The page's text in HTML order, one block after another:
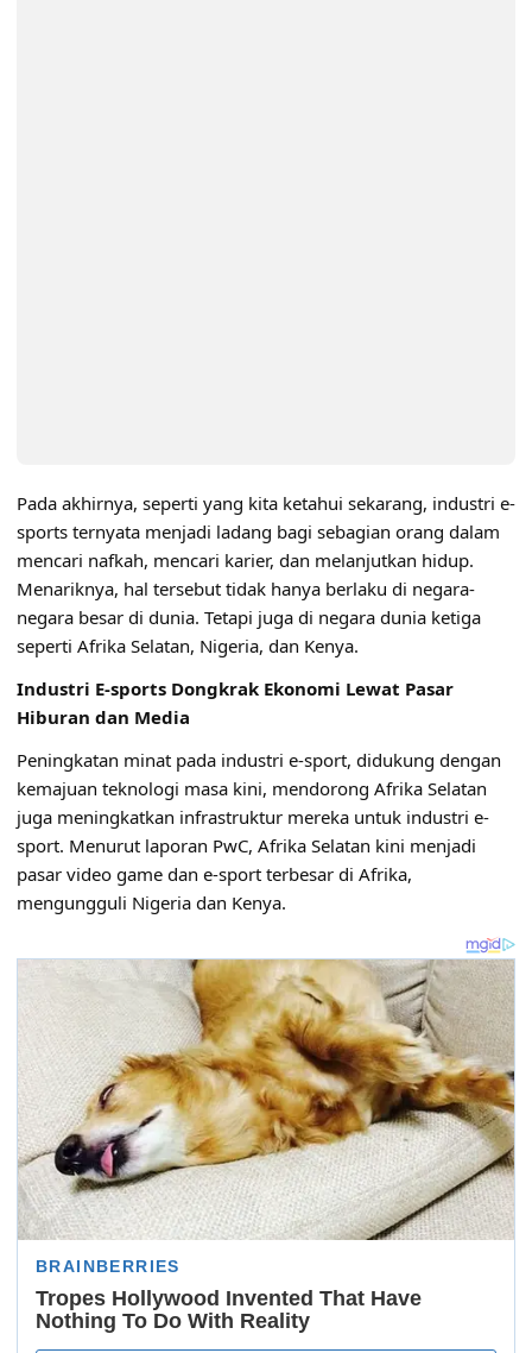
Pada akhirnya, seperti yang kita ketahui sekarang, industri e-
sports ternyata menjadi ladang bagi sebagian orang dalam
mencari nafkah, mencari karier, dan melanjutkan hidup.
Menariknya, hal tersebut tidak hanya berlaku di negara-
negara besar di dunia. Tetapi juga di negara dunia ketiga
seperti Afrika Selatan, Nigeria, dan Kenya.
Industri E-sports Dongkrak Ekonomi Lewat Pasar
Hiburan dan Media
Peningkatan minat pada industri e-sport, didukung dengan
kemajuan teknologi masa kini, mendorong Afrika Selatan
juga meningkatkan infrastruktur mereka untuk industri e-
sport. Menurut laporan PwC, Afrika Selatan kini menjadi
pasar video game dan e-sport terbesar di Afrika,
mengungguli Nigeria dan Kenya.